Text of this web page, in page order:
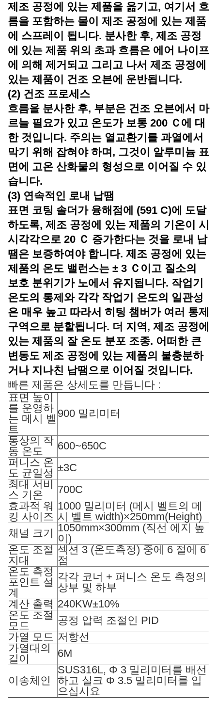
제조 공정에 있는 제품을 옮기고, 여기서 흐
름을 포함하는 물이 제조 공정에 있는 제품
에 스프레이 됩니다. 분사한 후, 제조 공정
에 있는 제품 위의 초과 흐름은 에어 나이프
에 의해 제거되고 그리고 나서 제조 공정에
있는 제품이 건조 오븐에 운반됩니다.
(2) 건조 프로세스
흐름을 분사한 후, 부분은 건조 오븐에서 마
르늘 필요가 있고 온도가 보통 200 Ｃ에 대
한 것입니다. 주의는 열교환기를 과열에서
막기 위해 잡혀야 하며, 그것이 알루미늄 표
면에 고온 산화물의 형성으로 이어질 수 있
습니다.
(3) 연속적인 로내 납땜
표면 코팅 솔더가 융해점에 (591 C)에 도달
하도록, 제조 공정에 있는 제품의 기온이 시
시각각으로 20 Ｃ 증가한다는 것을 로내 납
땜은 보증하여야 합니다. 제조 공정에 있는
제품의 온도 밸런스는 ± 3 Ｃ이고 질소의
보호 분위기가 노에서 유지됩니다. 작업기
온도의 통제와 각각 작업기 온도의 일관성
은 매우 높고 따라서 히팅 챔버가 여러 통제
구역으로 분할됩니다. 더 지역, 제조 공정에
있는 제품의 잘 온도 분포 조종. 어떠한 큰
변동도 제조 공정에 있는 제품의 불충분하
거나 지나친 납땜으로 이어질 것입니다.
빠른 제품은 상세도를 만듭니다 :
표면 높이
를 운영하
는 메시 벨
트
900 밀리미터
통상의 작
동 온도
600~650C
퍼니스 온
도 균일성 ±3C
최대 서비
스 기온
700C
효과적 워
킹 사이즈
1000 밀리미터 (메시 벨트의 메
시 벨트 width)×250mm(Height)
채널 크기 1050mm×300mm (직선 에지 높
이)
온도 조절
지대
섹션 3 (온도측정) 중에 6 절에 6
점
온도 측정
포인트 설
계
각각 코너 + 퍼니스 온도 측정의
상부 및 하부
계산 출력 240KW±10%
온도 조절
모드
공정 압력 조절인 PID
가열 모드 저항선
가열대의
길이
6M
이송체인
SUS316L, Φ 3 밀리미터를 배선
하고 실크 Φ 3.5 밀리미터를 입
으십시요